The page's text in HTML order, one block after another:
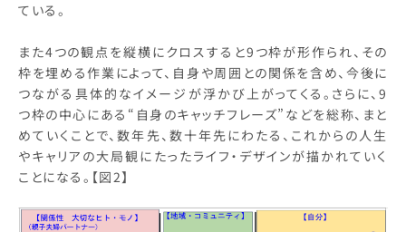
ている。
また4つの観点を縦横にクロスすると9つ枠が形作られ、その
枠を埋める作業によって、自身や周囲との関係を含め、今後に
つながる具体的なイメージが浮かび上がってくる。さらに、9
つ枠の中心にある“自身のキャッチフレーズ”などを総称、まと
めていくことで、数年先、数十年先にわたる、これからの人生
やキャリアの大局観にたったライフ・デザインが描かれていく
ことになる。【図2】